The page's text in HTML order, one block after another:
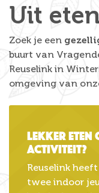
Uit
Zoek je een
buurt van
Reuselink in
omgeving van
Lekker eten
activiteit?
Reuselink
twee indoor